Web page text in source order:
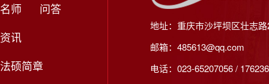
名师
问答
资讯
法硕简章
地址：重庆市沙坪坝区壮志
邮箱：485613@qq.com
电话：023-65207056 /